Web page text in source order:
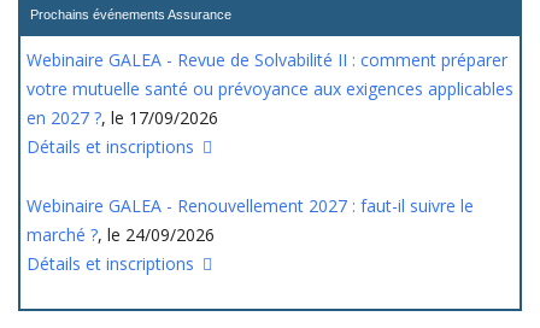
Prochains événements Assurance
Webinaire GALEA - Revue de Solvabilité II : comment préparer
votre mutuelle santé ou prévoyance aux exigences applicables
en 2027 ?, le 17/09/2026
Détails et inscriptions
Webinaire GALEA - Renouvellement 2027 : faut-il suivre le
marché ?, le 24/09/2026
Détails et inscriptions